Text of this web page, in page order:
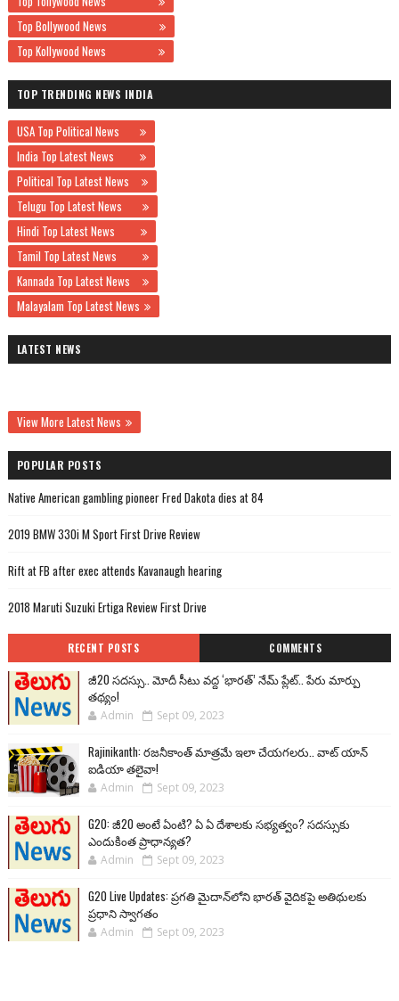
Top Bollywood News
Top Kollywood News
TOP TRENDING NEWS INDIA
USA Top Political News
India Top Latest News
Political Top Latest News
Telugu Top Latest News
Hindi Top Latest News
Tamil Top Latest News
Kannada Top Latest News
Malayalam Top Latest News
LATEST NEWS
View More Latest News
POPULAR POSTS
Native American gambling pioneer Fred Dakota dies at 84
2019 BMW 330i M Sport First Drive Review
Rift at FB after exec attends Kavanaugh hearing
2018 Maruti Suzuki Ertiga Review First Drive
RECENT POSTS COMMENTS
జీ20 సదస్సు.. మోదీ సీటు వద్ద ‘భారత్’ నేమ్ ప్లేట్‌.. పేరు మార్పు
తథ్యం!
Admin Sept 09, 2023
Rajinikanth: రజనీకాంత్ మాత్రమే ఇలా చేయగలరు.. వాట్ యాన్
ఐడియా తలైవా!
Admin Sept 09, 2023
G20: జీ20 అంటే ఏంటి? ఏ ఏ దేశాలకు సభ్యత్వం? సదస్సుకు
ఎందుకింత ప్రాధాన్యత?
Admin Sept 09, 2023
G20 Live Updates: ప్రగతి మైదాన్‌లోని భారత్ వైదికపై అతిథులకు
ప్రధాని స్వాగతం
Admin Sept 09, 2023